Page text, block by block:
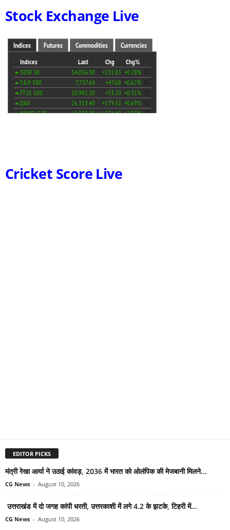
Stock Exchange Live
Cricket Score Live
EDITOR PICKS
मंत्री रेखा आर्या ने उठाई कांवड़, 2036 में भारत को ओलंपिक की मेजबानी मिलने...
CG News - August 10, 2026
उत्तराखंड में दो जगह कांपी धरती, उत्तरकाशी में लगे 4.2 के झटके, टिहरी में...
CG News - August 10, 2026